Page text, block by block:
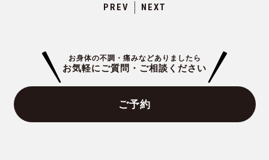
PREV NEXT
お身体の不調・痛みなどありましたら
お気軽にご質問・ご相談ください
ご予約